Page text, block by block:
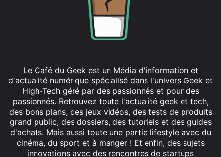
Le Café du Geek est un Média d'information et
d'actualité numérique spécialisé dans l'univers Geek et
High-Tech géré par des passionnés et pour des
passionnés. Retrouvez toute l'actualité geek et tech,
des bons plans, des jeux vidéos, des tests de produits
grand public, des dossiers, des tutoriels et des guides
d'achats. Mais aussi toute une partie lifestyle avec du
cinéma, du sport et à manger ! Et enfin, des sujets
innovations avec des rencontres de startups